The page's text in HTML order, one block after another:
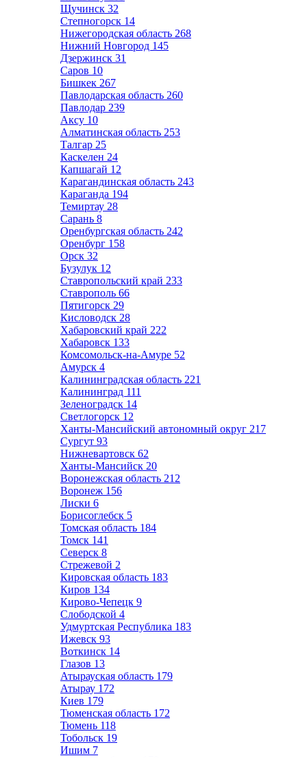
Щучинск 32
Степногорск 14
Нижегородская область 268
Нижний Новгород 145
Дзержинск 31
Саров 10
Бишкек 267
Павлодарская область 260
Павлодар 239
Аксу 10
Алматинская область 253
Талгар 25
Каскелен 24
Капшагай 12
Карагандинская область 243
Караганда 194
Темиртау 28
Сарань 8
Оренбургская область 242
Оренбург 158
Орск 32
Бузулук 12
Ставропольский край 233
Ставрополь 66
Пятигорск 29
Кисловодск 28
Хабаровский край 222
Хабаровск 133
Комсомольск-на-Амуре 52
Амурск 4
Калининградская область 221
Калининград 111
Зеленоградск 14
Светлогорск 12
Ханты-Мансийский автономный округ 217
Сургут 93
Нижневартовск 62
Ханты-Мансийск 20
Воронежская область 212
Воронеж 156
Лиски 6
Борисоглебск 5
Томская область 184
Томск 141
Северск 8
Стрежевой 2
Кировская область 183
Киров 134
Кирово-Чепецк 9
Слободской 4
Удмуртская Республика 183
Ижевск 93
Воткинск 14
Глазов 13
Атырауская область 179
Атырау 172
Киев 179
Тюменская область 172
Тюмень 118
Тобольск 19
Ишим 7